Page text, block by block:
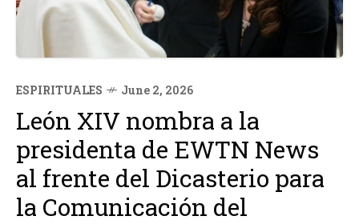
ESPIRITUALES June 2, 2026
León XIV nombra a la
presidenta de EWTN News
al frente del Dicasterio para
la Comunicación del